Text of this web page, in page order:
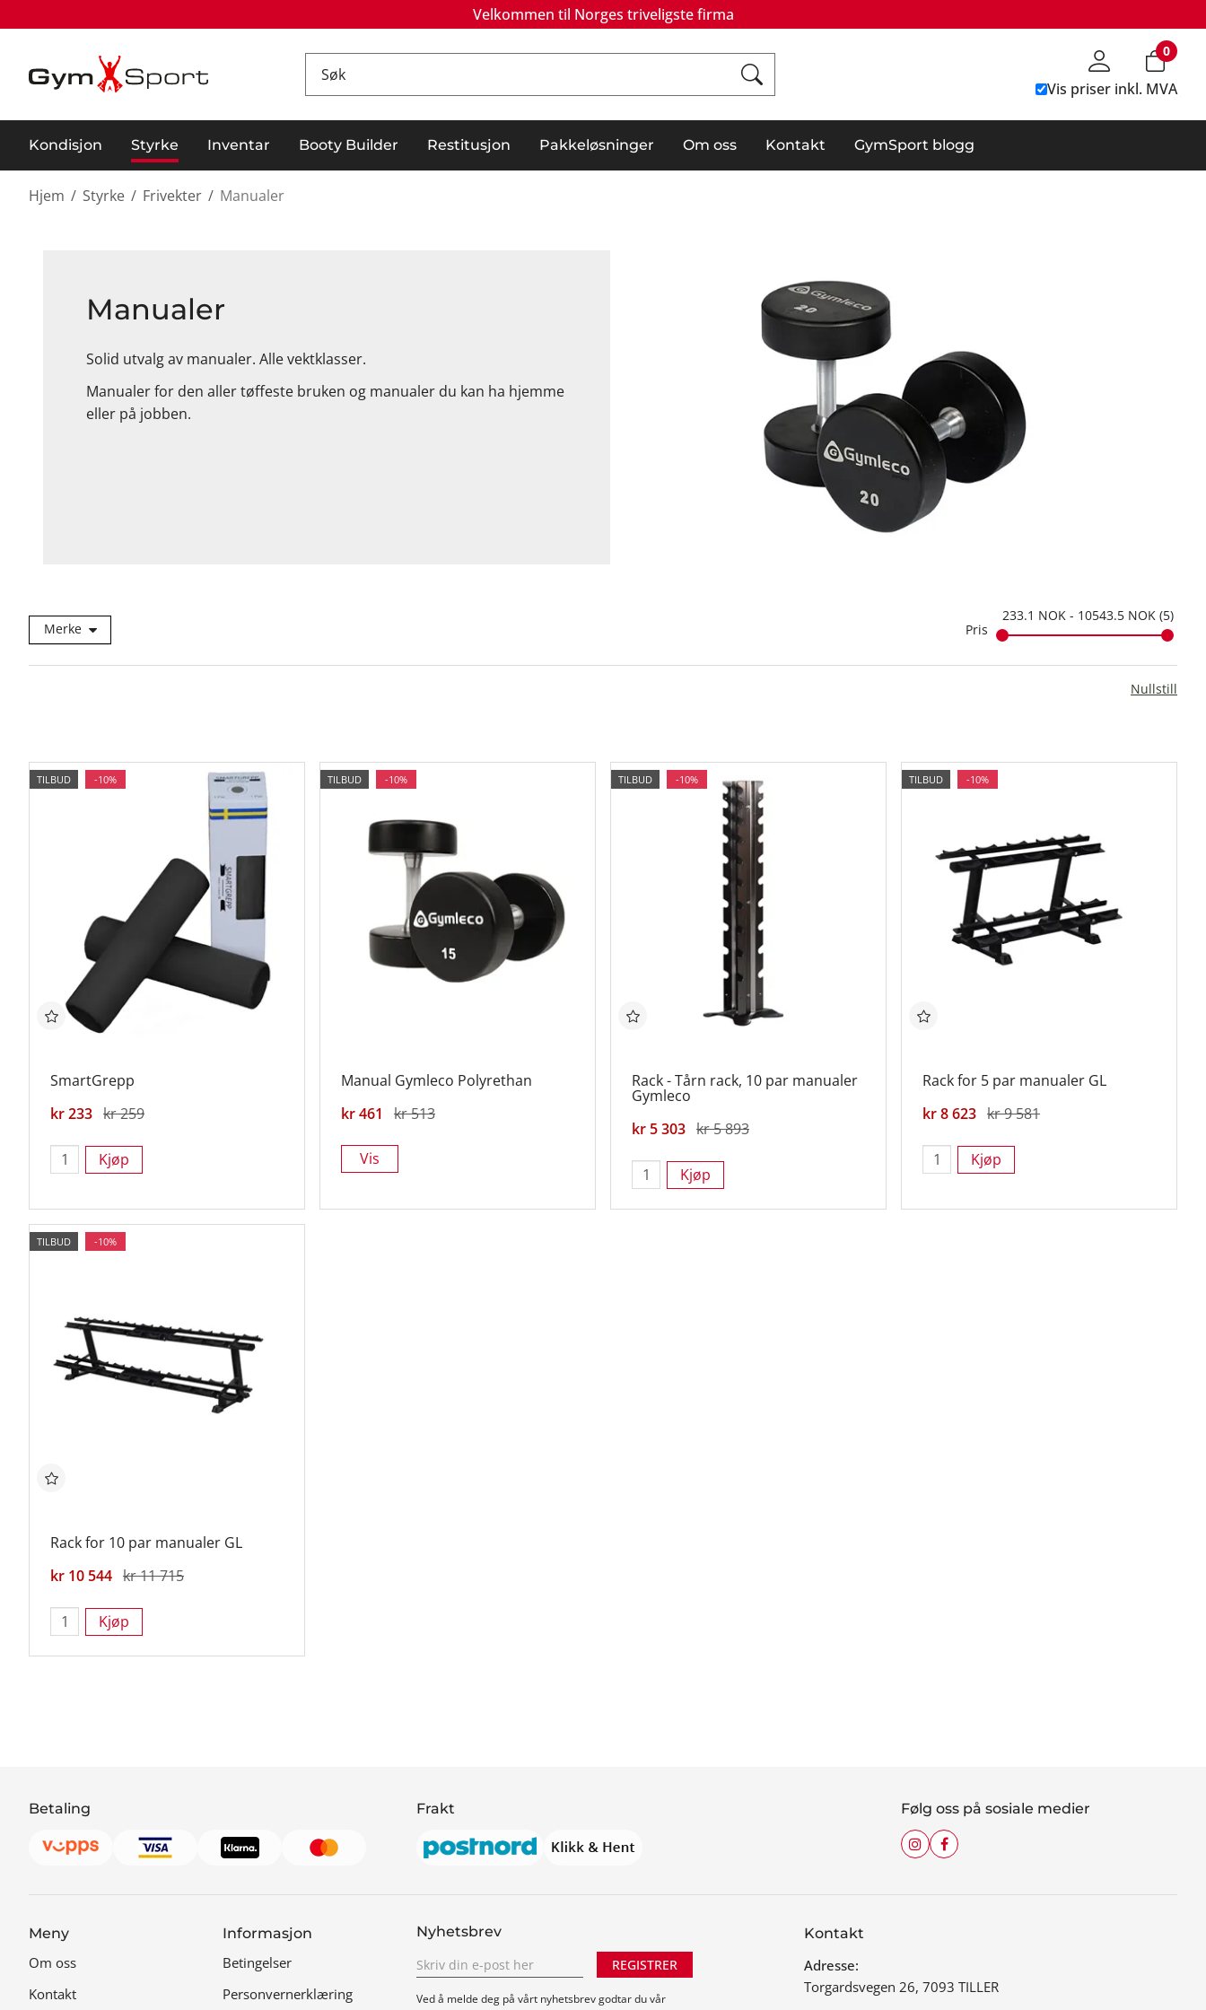
Velkommen til Norges triveligste firma
0
Vis priser inkl. MVA
Kondisjon Styrke Inventar Booty Builder Restitusjon Pakkeløsninger Om oss Kontakt GymSport blogg
/
Hjem /
Styrke /
Frivekter Manualer
Manualer
Solid utvalg av manualer. Alle vektklasser.
Manualer for den aller tøffeste bruken og manualer du kan ha hjemme
eller på jobben.
Merke Pris
233.1 NOK - 10543.5 NOK 5
Nullstill
TILBUD -10%
SmartGrepp
kr 233 kr 259
Kjøp
TILBUD -10%
Manual Gymleco Polyrethan
kr 461
kr 513
Vis
TILBUD -10%
Rack - Tårn rack, 10 par manualer
Gymleco
kr 5 303 kr 5 893
Kjøp
TILBUD -10%
Rack for 5 par manualer GL
kr 8 623 kr 9 581
Kjøp
TILBUD -10%
Rack for 10 par manualer GL
kr 10 544 kr 11 715
Kjøp
Betaling Frakt Følg oss på sosiale medier
Meny
Om oss
Kontakt
Informasjon
Betingelser
Personvernerklæring
Nyhetsbrev
REGISTRER
Ved å melde deg på vårt nyhetsbrev godtar du vår
Kontakt
Adresse:
Torgardsvegen 26, 7093 TILLER